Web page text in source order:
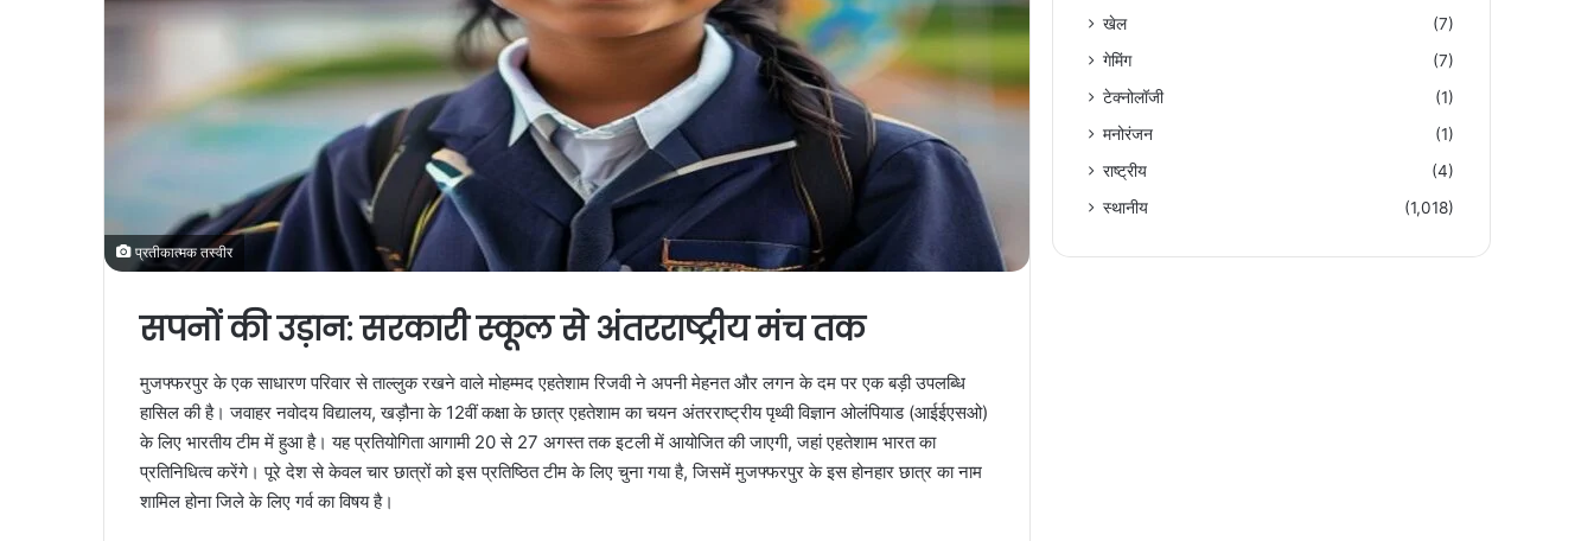
प्रतीकात्मक तस्वीर
सपनों की उड़ान: सरकारी स्कूल से अंतरराष्ट्रीय मंच तक
मुजफ्फरपुर के एक साधारण परिवार से ताल्लुक रखने वाले मोहम्मद एहतेशाम रिजवी ने अपनी मेहनत और लगन के दम पर एक बड़ी उपलब्धि
हासिल की है। जवाहर नवोदय विद्यालय, खड़ौना के 12वीं कक्षा के छात्र एहतेशाम का चयन अंतरराष्ट्रीय पृथ्वी विज्ञान ओलंपियाड (आईईएसओ)
के लिए भारतीय टीम में हुआ है। यह प्रतियोगिता आगामी 20 से 27 अगस्त तक इटली में आयोजित की जाएगी, जहां एहतेशाम भारत का
प्रतिनिधित्व करेंगे। पूरे देश से केवल चार छात्रों को इस प्रतिष्ठित टीम के लिए चुना गया है, जिसमें मुजफ्फरपुर के इस होनहार छात्र का नाम
शामिल होना जिले के लिए गर्व का विषय है।
खेल
(7)
गेमिंग
(7)
टेक्नोलॉजी
(1)
मनोरंजन
(1)
राष्ट्रीय
(4)
स्थानीय
(1,018)